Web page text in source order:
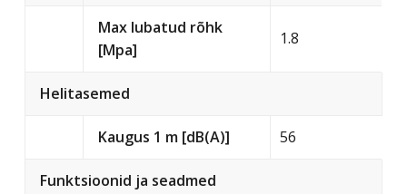
Max lubatud rõhk
[Mpa]
1.8
Helitasemed
Kaugus 1 m [dB(A)] 56
Funktsioonid ja seadmed